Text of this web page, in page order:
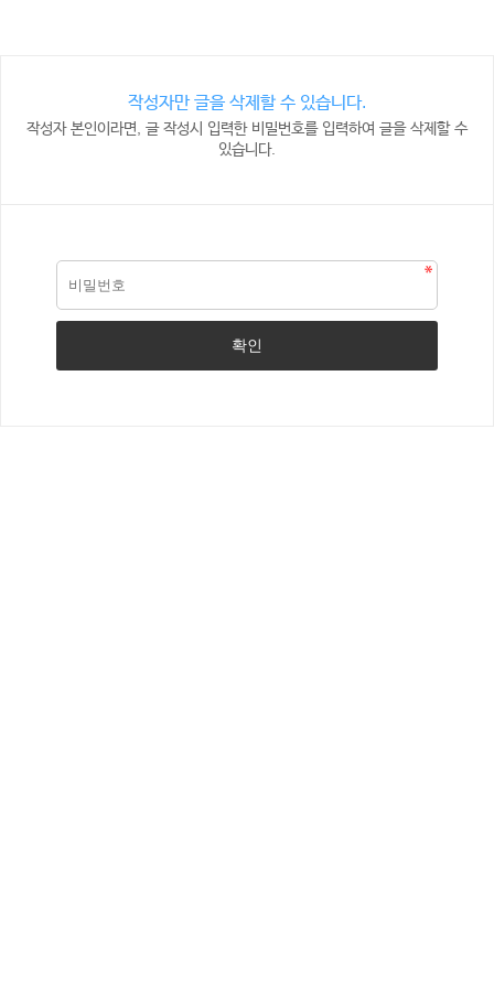
작성자만 글을 삭제할 수 있습니다.
작성자 본인이라면, 글 작성시 입력한 비밀번호를 입력하여 글을 삭제할 수
있습니다.